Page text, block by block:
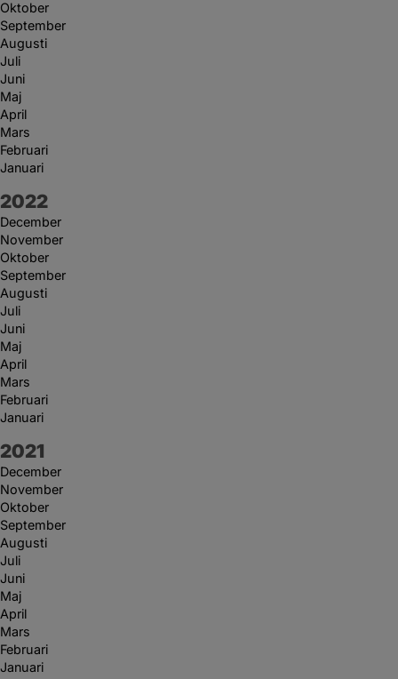
Oktober
September
Augusti
Juli
Juni
Maj
April
Mars
Februari
Januari
År:
2022
December
November
Oktober
September
Augusti
Juli
Juni
Maj
April
Mars
Februari
Januari
År:
2021
December
November
Oktober
September
Augusti
Juli
Juni
Maj
April
Mars
Februari
Januari